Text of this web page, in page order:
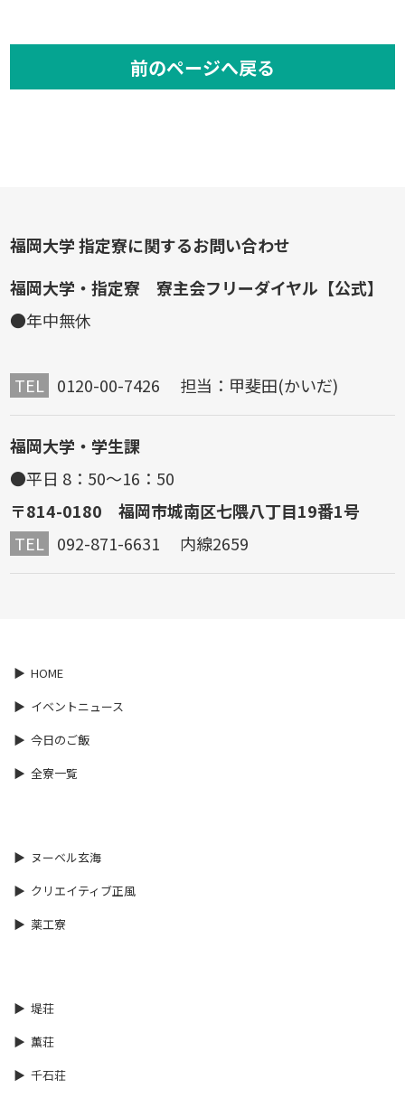
前のページへ戻る
福岡大学 指定寮に関するお問い合わせ
福岡大学・指定寮 寮主会フリーダイヤル【公式】
●年中無休
TEL 0120-00-7426 担当：甲斐田(かいだ)
福岡大学・学生課
●平日 8：50～16：50
〒814-0180 福岡市城南区七隈八丁目19番1号
TEL
092-871-6631 内線2659
HOME
イベントニュース
今日のご飯
全寮一覧
ヌーベル玄海
クリエイティブ正風
薬工寮
堤荘
薫荘
千石荘